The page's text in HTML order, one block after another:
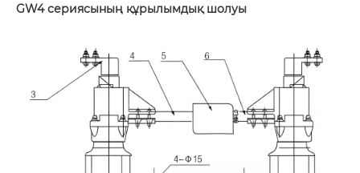
GW4 сериясының құрылымдық шолуы